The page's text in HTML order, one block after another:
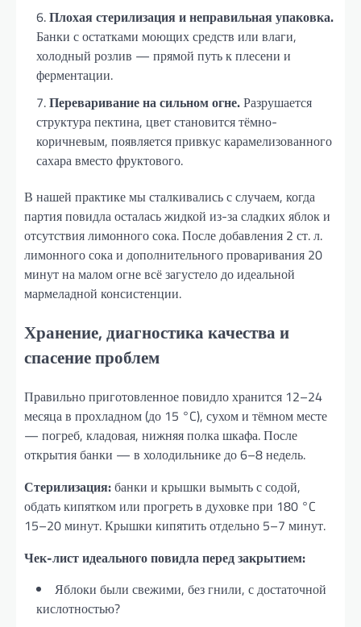
Плохая стерилизация и неправильная упаковка.
Банки с остатками моющих средств или влаги,
холодный розлив — прямой путь к плесени и
ферментации.
Переваривание на сильном огне.Разрушается
структура пектина, цвет становится тёмно-
коричневым, появляется привкус карамелизованного
сахара вместо фруктового.
В нашей практике мы сталкивались с случаем, когда
партия повидла осталась жидкой из-за сладких яблок и
отсутствия лимонного сока. После добавления 2 ст. л.
лимонного сока и дополнительного проваривания 20
минут на малом огне всё загустело до идеальной
мармеладной консистенции.
Хранение, диагностика качества и
спасение проблем
Правильно приготовленное повидло хранится 12–24
месяца в прохладном (до 15 °C), сухом и тёмном месте
— погреб, кладовая, нижняя полка шкафа. После
открытия банки — в холодильнике до 6–8 недель.
Стерилизация:банки и крышки вымыть с содой,
обдать кипятком или прогреть в духовке при 180 °C
15–20 минут. Крышки кипятить отдельно 5–7 минут.
Чек-лист идеального повидла перед закрытием:
Яблоки были свежими, без гнили, с достаточной
кислотностью?